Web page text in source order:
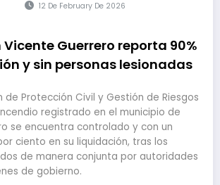
12 De February De 2026
Guerrero reporta 90%
y sin personas lesionadas
de Protección Civil y Gestión de Riesgos
registrado en el municipio de
se encuentra controlado y con un
ciento en su liquidación, tras los
de manera conjunta por autoridades
de gobierno.